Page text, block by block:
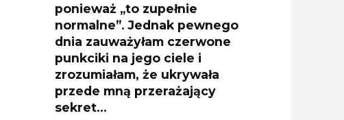
ponieważ „to zupełnie
normalne”. Jednak pewnego
dnia zauważyłam czerwone
punkciki na jego ciele i
zrozumiałam, że ukrywała
przede mną przerażający
sekret…